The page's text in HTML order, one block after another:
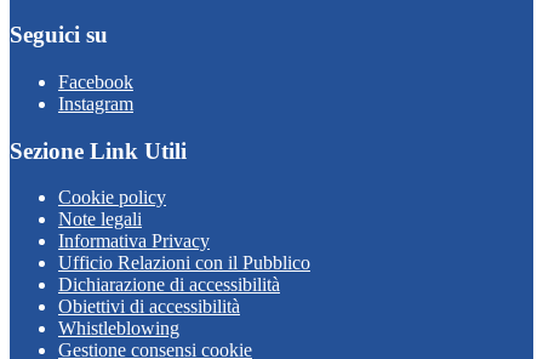
Seguici su
Facebook
Instagram
Sezione Link Utili
Cookie policy
Note legali
Informativa Privacy
Ufficio Relazioni con il Pubblico
Dichiarazione di accessibilità
Obiettivi di accessibilità
Whistleblowing
Gestione consensi cookie